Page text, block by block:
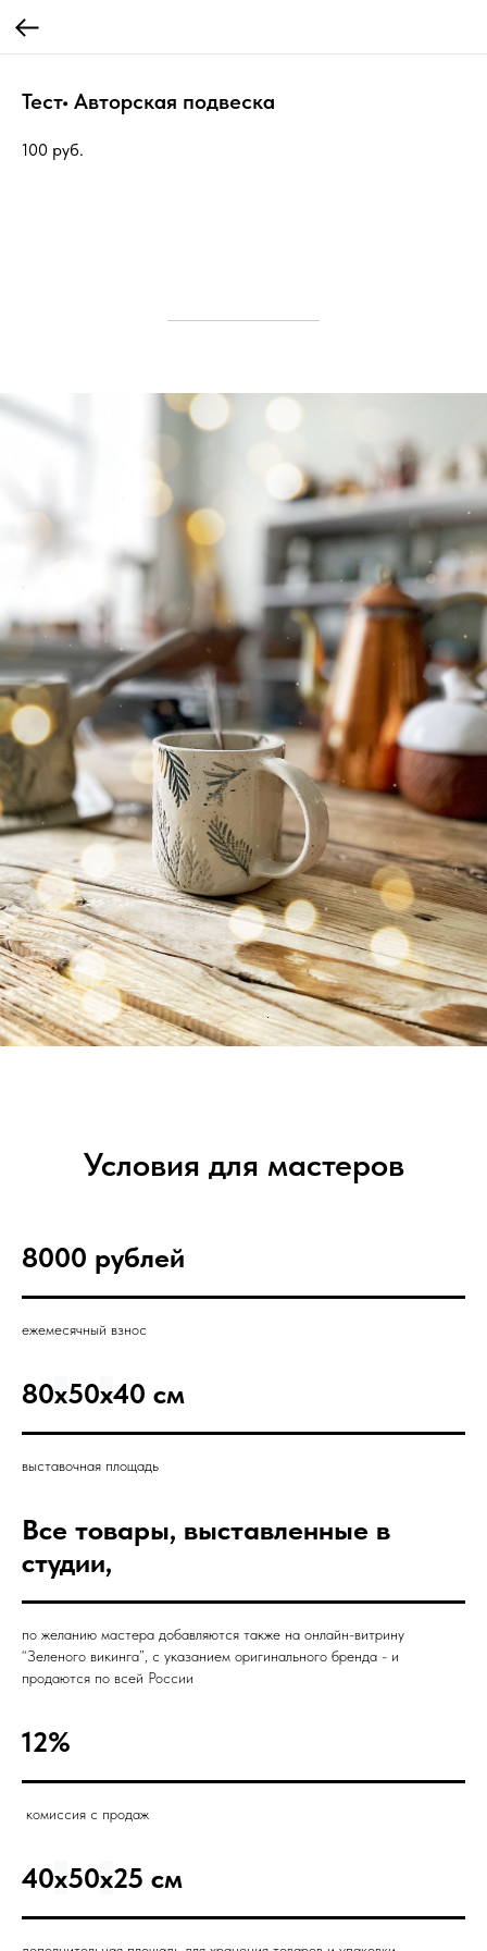
Тест• Авторская подвеска
100 руб.
Условия для мастеров
8000 рублей
ежемесячный взнос
80x50x40 см
выставочная площадь
Все товары, выставленные в
студии,
по желанию мастера добавляются также на онлайн-витрину
“Зеленого викинга”, с указанием оригинального бренда - и
продаются по всей России
12%
комиссия с продаж
40x50x25 см